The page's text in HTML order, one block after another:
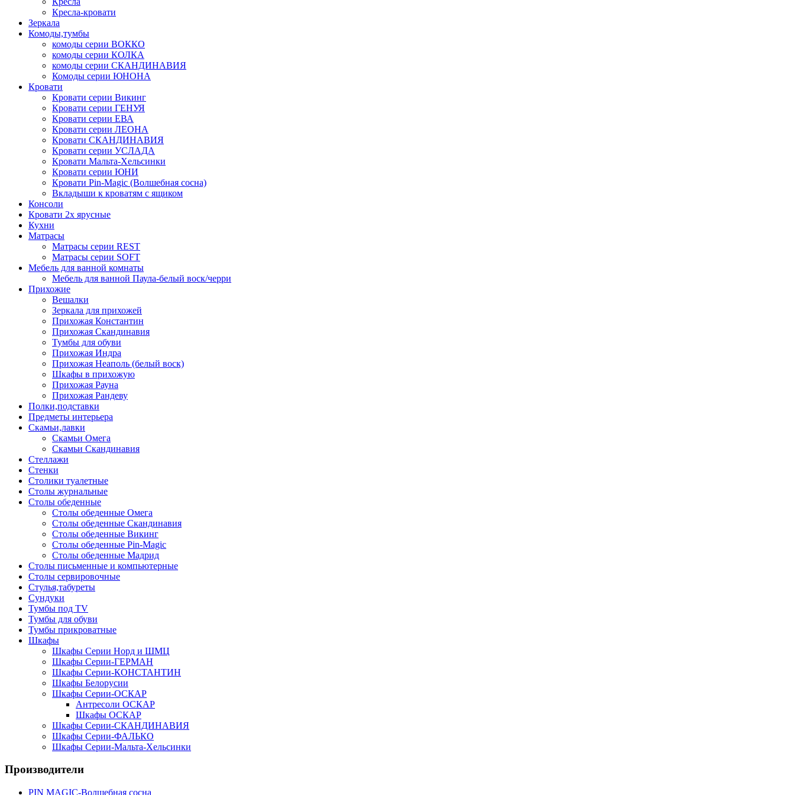
Кресла-кровати
Зеркала
Комоды,тумбы
комоды серии ВОККО
комоды серии КОЛКА
комоды серии СКАНДИНАВИЯ
Комоды серии ЮНОНА
Кровати
Кровати серии Викинг
Кровати серии ГЕНУЯ
Кровати серии ЕВА
Кровати серии ЛЕОНА
Кровати СКАНДИНАВИЯ
Кровати серии УСЛАДА
Кровати Мальта-Хельсинки
Кровати серии ЮНИ
Кровати Pin-Magic (Волшебная сосна)
Вкладыши к кроватям с ящиком
Консоли
Кровати 2х ярусные
Кухни
Матрасы
Матрасы серии REST
Матрасы серии SOFT
Мебель для ванной комнаты
Мебель для ванной Паула-белый воск/черри
Прихожие
Вешалки
Зеркала для прихожей
Прихожая Константин
Прихожая Скандинавия
Тумбы для обуви
Прихожая Индра
Прихожая Неаполь (белый воск)
Шкафы в прихожую
Прихожая Рауна
Прихожая Рандеву
Полки,подставки
Предметы интерьера
Скамьи,лавки
Скамьи Омега
Скамьи Скандинавия
Стеллажи
Стенки
Столики туалетные
Столы журнальные
Столы обеденные
Столы обеденные Омега
Столы обеденные Скандинавия
Столы обеденные Викинг
Столы обеденные Pin-Magic
Столы обеденные Мадрид
Столы письменные и компьютерные
Столы сервировочные
Стулья,табуреты
Сундуки
Тумбы под TV
Тумбы для обуви
Тумбы прикроватные
Шкафы
Шкафы Серии Норд и ШМЦ
Шкафы Серии-ГЕРМАН
Шкафы Серии-КОНСТАНТИН
Шкафы Белорусии
Шкафы Серии-ОСКАР
Антресоли ОСКАР
Шкафы ОСКАР
Шкафы Серии-СКАНДИНАВИЯ
Шкафы Серии-ФАЛЬКО
Шкафы Серии-Мальта-Хельсинки
Производители
PIN MAGIС-Волшебная сосна